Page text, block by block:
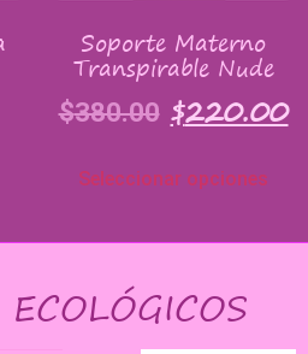
Soporte Materno
Transpirable Nude
$380.00 $220.00
Seleccionar opciones